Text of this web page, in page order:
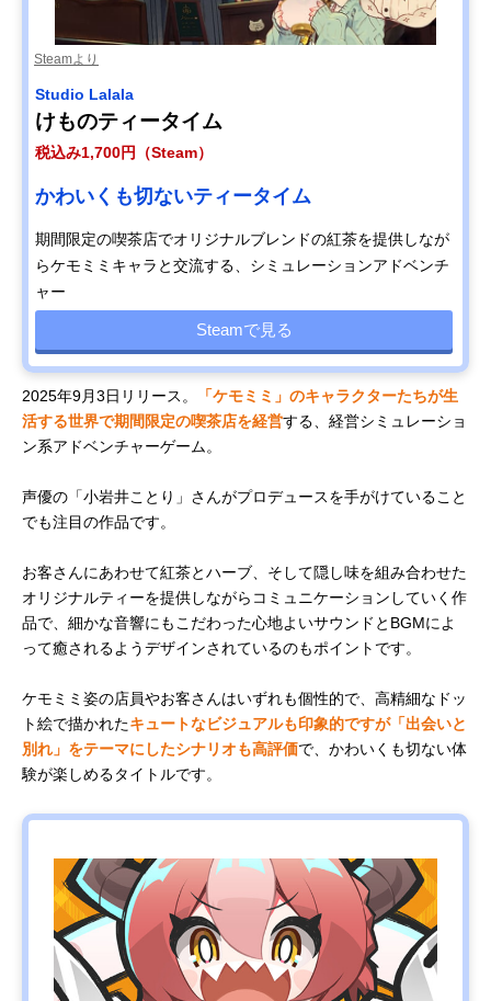
Steamより
Studio Lalala
けものティータイム
税込み1,700円（Steam）
かわいくも切ないティータイム
期間限定の喫茶店でオリジナルブレンドの紅茶を提供しなが
らケモミミキャラと交流する、シミュレーションアドベンチ
ャー
Steamで見る
2025年9月3日リリース。
「ケモミミ」のキャラクターたちが生
活する世界で期間限定の喫茶店を経営する、経営シミュレーショ
ン系アドベンチャーゲーム。
声優の「小岩井ことり」さんがプロデュースを手がけていること
でも注目の作品です。
お客さんにあわせて紅茶とハーブ、そして隠し味を組み合わせた
オリジナルティーを提供しながらコミュニケーションしていく作
品で、細かな音響にもこだわった心地よいサウンドとBGMによ
って癒されるようデザインされているのもポイントです。
ケモミミ姿の店員やお客さんはいずれも個性的で、高精細なドッ
ト絵で描かれたキュートなビジュアルも印象的ですが「出会いと
別れ」をテーマにしたシナリオも高評価で、かわいくも切ない体
験が楽しめるタイトルです。